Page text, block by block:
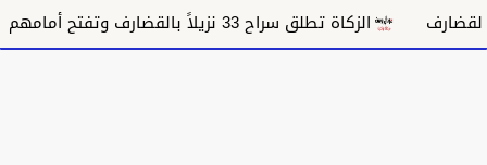
الزكاة تطلق سراح 33 نزيلاً بالقضارف وتفتح أمامهم باب العودة للإنتاج